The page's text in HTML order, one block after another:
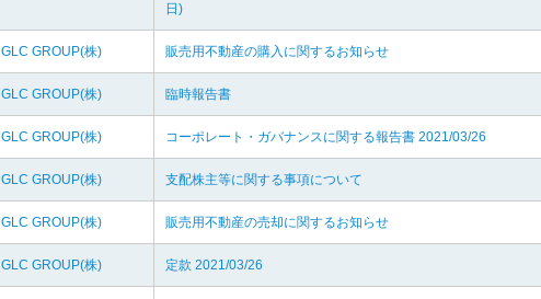
日)
GLC GROUP(株) 販売用不動産の購入に関するお知らせ
GLC GROUP(株) 臨時報告書
GLC GROUP(株) コーポレート・ガバナンスに関する報告書 2021/03/26
GLC GROUP(株) 支配株主等に関する事項について
GLC GROUP(株) 販売用不動産の売却に関するお知らせ
GLC GROUP(株) 定款 2021/03/26